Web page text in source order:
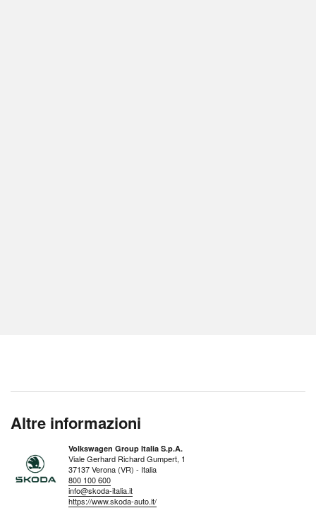
Altre informazioni
Volkswagen Group Italia S.p.A.
Viale Gerhard Richard Gumpert, 1
37137 Verona (VR) - Italia
800 100 600
info@skoda-italia.it
https://www.skoda-auto.it/